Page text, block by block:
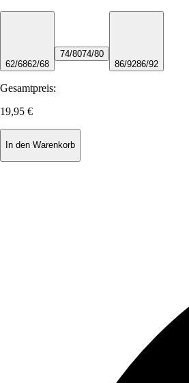
62/6862/68
74/8074/80
86/9286/92
Gesamtpreis:
19,95 €
In den Warenkorb